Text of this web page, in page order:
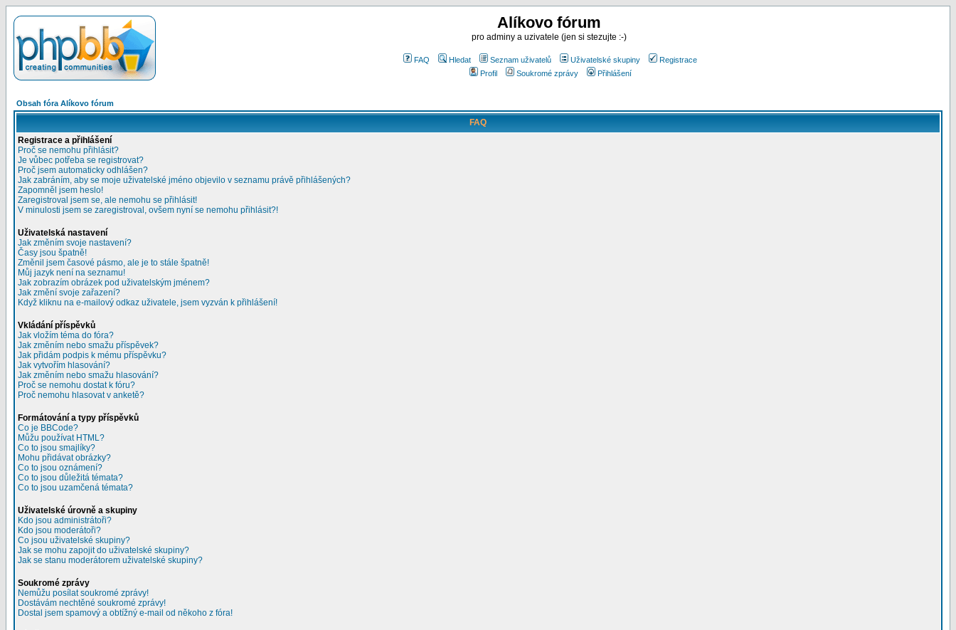
Alíkovo fórum
pro adminy a uzivatele (jen si stezujte :-)
FAQ Hledat Seznam uživatelů Uživatelské skupiny
Registrace
Profil
Soukromé zprávy Přihlášení
Obsah fóra Alíkovo fórum
FAQ
Registrace a přihlášení
Proč se nemohu přihlásit?
Je vůbec potřeba se registrovat?
Proč jsem automaticky odhlášen?
Jak zabráním, aby se moje uživatelské jméno objevilo v seznamu právě přihlášených?
Zapomněl jsem heslo!
Zaregistroval jsem se, ale nemohu se přihlásit!
V minulosti jsem se zaregistroval, ovšem nyní se nemohu přihlásit?!
Uživatelská nastavení
Jak změním svoje nastavení?
Časy jsou špatně!
Změnil jsem časové pásmo, ale je to stále špatně!
Můj jazyk není na seznamu!
Jak zobrazím obrázek pod uživatelským jménem?
Jak změní svoje zařazení?
Když kliknu na e-mailový odkaz uživatele, jsem vyzván k přihlášení!
Vkládání příspěvků
Jak vložím téma do fóra?
Jak změním nebo smažu příspěvek?
Jak přidám podpis k mému příspěvku?
Jak vytvořím hlasování?
Jak změním nebo smažu hlasování?
Proč se nemohu dostat k fóru?
Proč nemohu hlasovat v anketě?
Formátování a typy příspěvků
Co je BBCode?
Můžu používat HTML?
Co to jsou smajlíky?
Mohu přidávat obrázky?
Co to jsou oznámení?
Co to jsou důležitá témata?
Co to jsou uzamčená témata?
Uživatelské úrovně a skupiny
Kdo jsou administrátoři?
Kdo jsou moderátoři?
Co jsou uživatelské skupiny?
Jak se mohu zapojit do uživatelské skupiny?
Jak se stanu moderátorem uživatelské skupiny?
Soukromé zprávy
Nemůžu posílat soukromé zprávy!
Dostávám nechtěné soukromé zprávy!
Dostal jsem spamový a obtížný e-mail od někoho z fóra!